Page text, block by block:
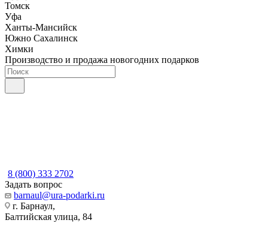
Томск
Уфа
Ханты-Мансийск
Южно Сахалинск
Химки
Производство и продажа новогодних подарков
8 (800) 333 2702
Задать вопрос
barnaul@ura-podarki.ru
г. Барнаул,
Балтийская улица, 84